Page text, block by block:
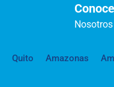
Nosotros
Quito Amazonas